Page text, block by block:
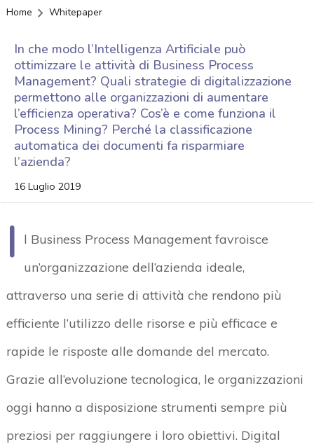
Home Whitepaper
In che modo l’Intelligenza Artificiale può
ottimizzare le attività di Business Process
Management? Quali strategie di digitalizzazione
permettono alle organizzazioni di aumentare
l’efficienza operativa? Cos’è e come funziona il
Process Mining? Perché la classificazione
automatica dei documenti fa risparmiare
l’azienda?
16 Luglio 2019
I
l Business Process Management favroisce
un’organizzazione dell’azienda ideale,
attraverso una serie di attività che rendono più
efficiente l’utilizzo delle risorse e più efficace e
rapide le risposte alle domande del mercato.
Grazie all’evoluzione tecnologica, le organizzazioni
oggi hanno a disposizione strumenti sempre più
preziosi per raggiungere i loro obiettivi. Digital